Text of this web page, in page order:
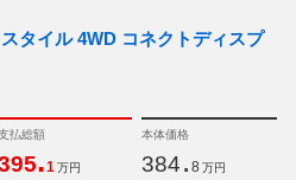
タイル 4WD コネクトディスプ
払総額
.1 万円
本体価格
384. 8 万円